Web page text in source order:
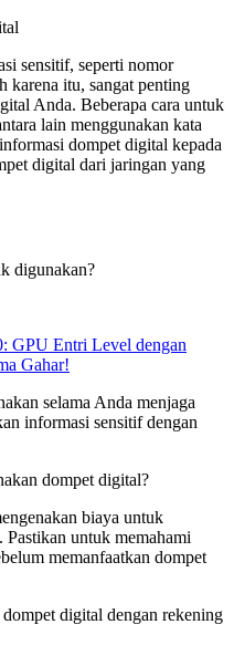
sensitif, seperti nomor
karena itu, sangat penting
Anda. Beberapa cara untuk
lain menggunakan kata
dompet digital kepada
digital dari jaringan yang
digunakan?
GPU Entri Level dengan
Gahar!
selama Anda menjaga
informasi sensitif dengan
dompet digital?
biaya untuk
Pastikan untuk memahami
memanfaatkan dompet
digital dengan rekening